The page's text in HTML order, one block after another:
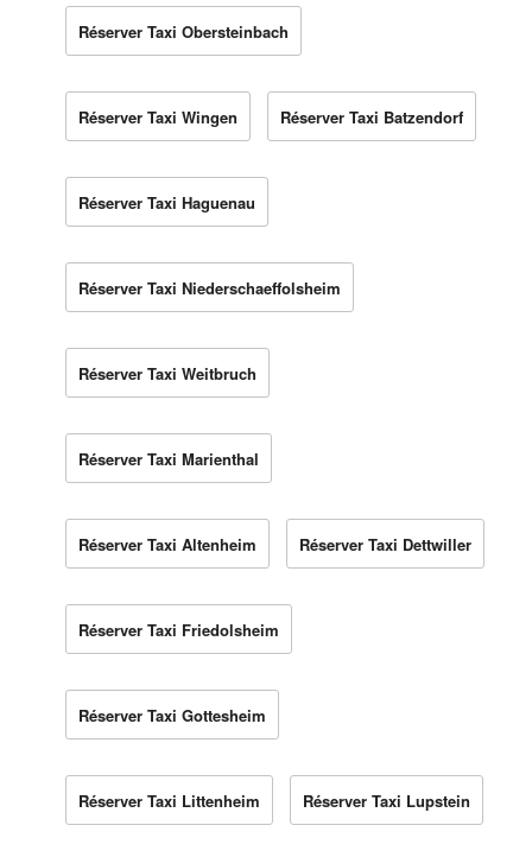
Réserver Taxi Obersteinbach
Réserver Taxi Wingen Réserver Taxi Batzendorf
Réserver Taxi Haguenau
Réserver Taxi Niederschaeffolsheim
Réserver Taxi Weitbruch
Réserver Taxi Marienthal
Réserver Taxi Altenheim Réserver Taxi Dettwiller
Réserver Taxi Friedolsheim
Réserver Taxi Gottesheim
Réserver Taxi Littenheim Réserver Taxi Lupstein